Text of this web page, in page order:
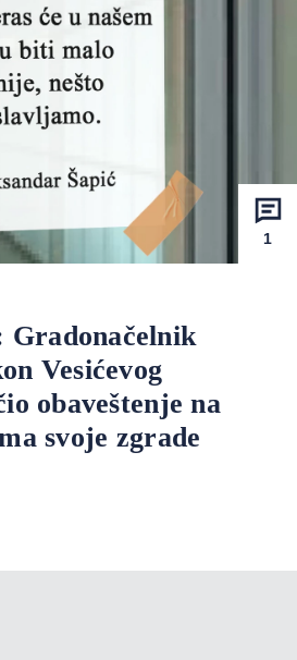
1
Vesićevog
obaveštenje na
svoje zgrade